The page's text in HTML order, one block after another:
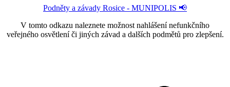
Podněty a závady Rosice - MUNIPOLIS 📢
V tomto odkazu naleznete možnost nahlášení nefunkčního
veřejného osvětlení či jiných závad a dalších podmětů pro zlepšení.